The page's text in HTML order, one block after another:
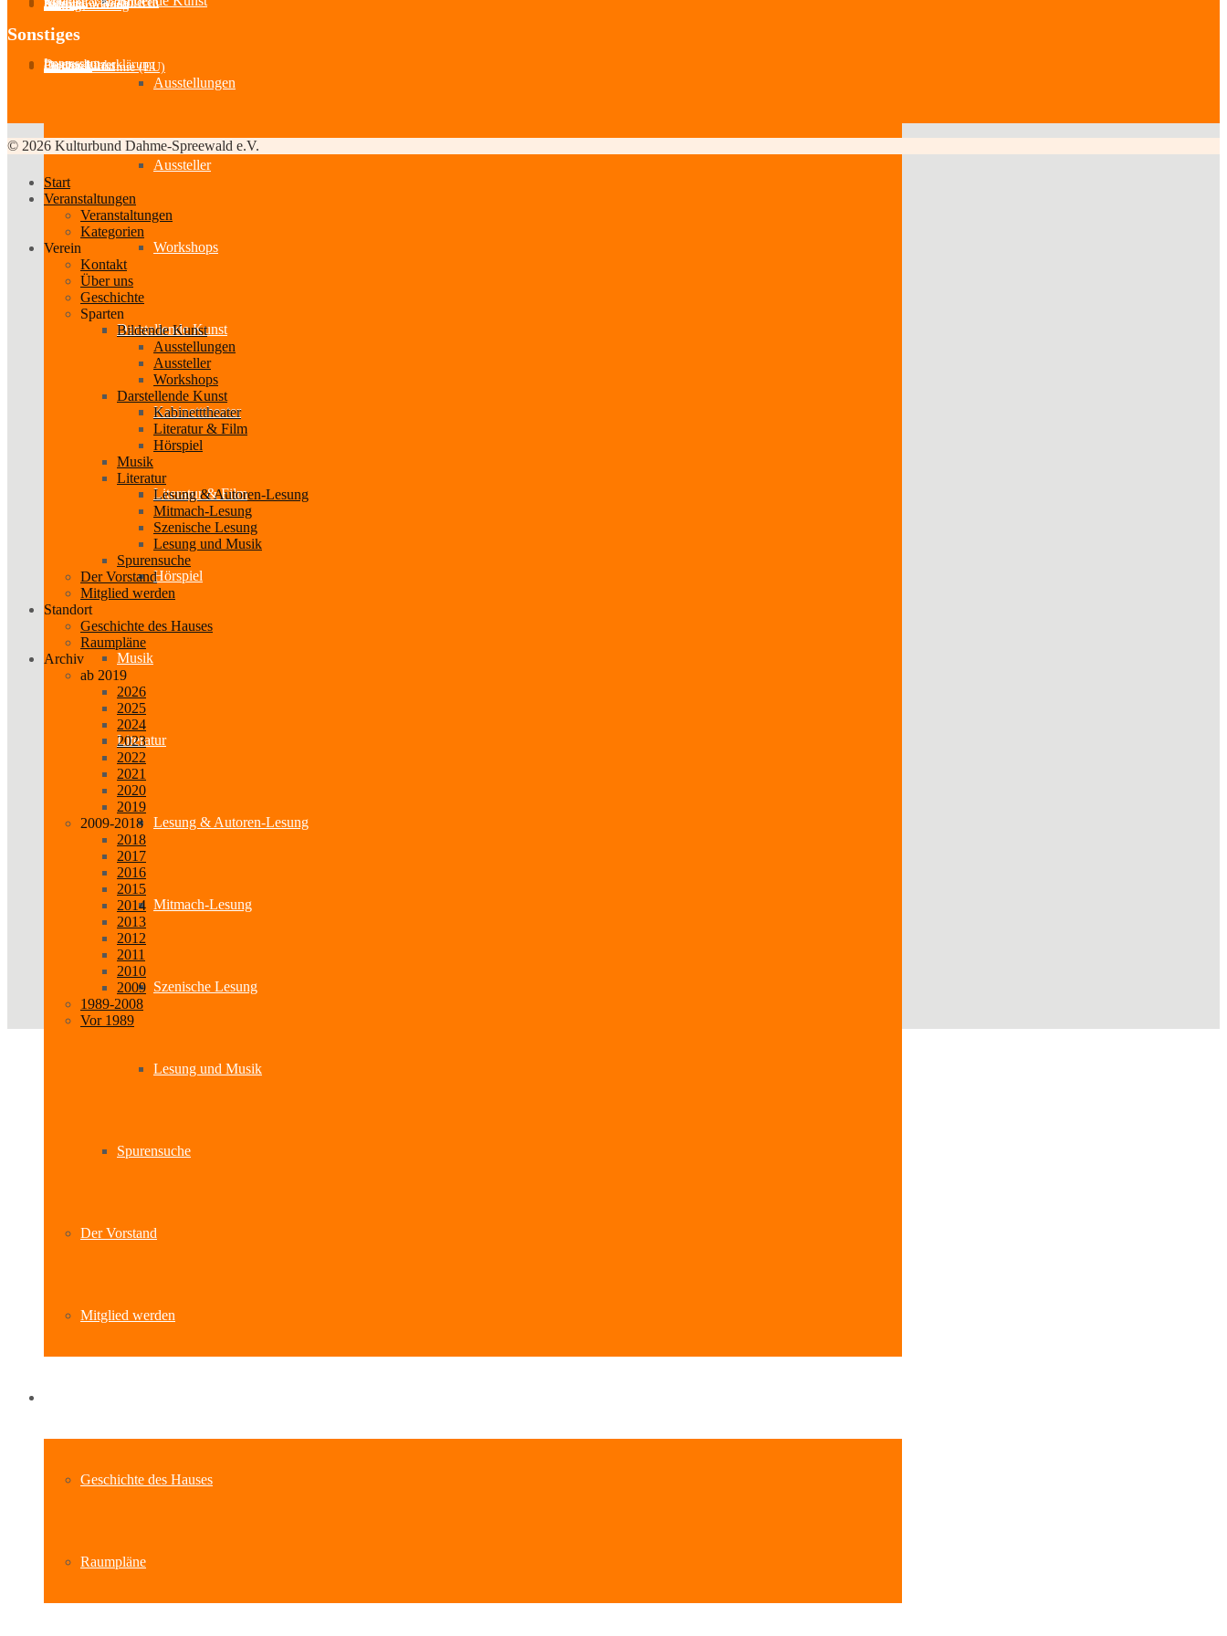
Ausstellungen
Aussteller
Workshops
Darstellende Kunst
Kabinetttheater
Literatur & Film
Hörspiel
Musik
Literatur
Lesung & Autoren-Lesung
Mitmach-Lesung
Szenische Lesung
Lesung und Musik
Spurensuche
Der Vorstand
Mitglied werden
Geschichte des Hauses
Raumpläne
Mitglied werden
Satzung
Beitragsordnung
Sonstiges
Impressum
Datenschutzerklärung
Partner-Links
Feedback
Cookie-Richtlinie (EU)
© 2026 Kulturbund Dahme-Spreewald e.V.
Start
Veranstaltungen
Veranstaltungen
Kategorien
Verein
Kontakt
Über uns
Geschichte
Sparten
Bildende Kunst
Ausstellungen
Aussteller
Workshops
Darstellende Kunst
Kabinetttheater
Literatur & Film
Hörspiel
Musik
Literatur
Lesung & Autoren-Lesung
Mitmach-Lesung
Szenische Lesung
Lesung und Musik
Spurensuche
Der Vorstand
Mitglied werden
Standort
Geschichte des Hauses
Raumpläne
Archiv
ab 2019
2026
2025
2024
2023
2022
2021
2020
2019
2009-2018
2018
2017
2016
2015
2014
2013
2012
2011
2010
2009
1989-2008
Vor 1989